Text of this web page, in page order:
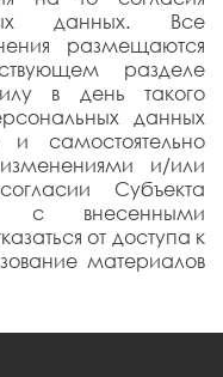
данных. Все
размещаются
разделе
в день такого
данных
и самостоятельно
и/или
Субъекта
с внесенными
от доступа к
материалов